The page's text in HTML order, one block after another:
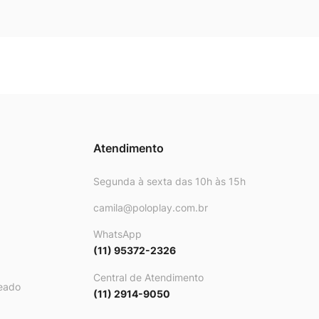
Atendimento
Segunda à sexta das 10h às 15h
camila@poloplay.com.br
WhatsApp
(11) 95372-2326
Central de Atendimento
(11) 2914-9050